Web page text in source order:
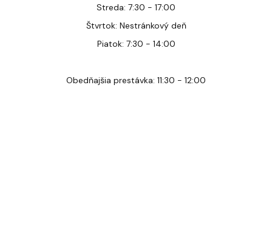
Streda: 7:30 - 17:00
Štvrtok: Nestránkový deň
Piatok: 7:30 - 14:00
Obedňajšia prestávka: 11:30 - 12:00